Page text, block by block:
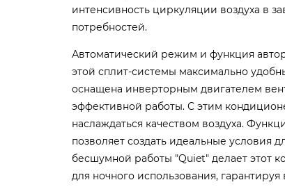
интенсивность циркуляции воздуха в
потребностей.
Автоматический режим и функция
этой сплит-системы максимально
оснащена инверторным двигателем
эффективной работы. С этим
наслаждаться качеством воздуха.
позволяет создать идеальные условия
бесшумной работы "Quiet" делает этот
для ночного использования,